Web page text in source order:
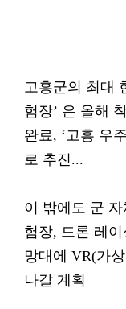
고흥군의 최대
험장’ 은 올해
완료, ‘고흥 우
로 추진...
이 밖에도 군
험장, 드론 레
망대에 VR(가
나갈 계획